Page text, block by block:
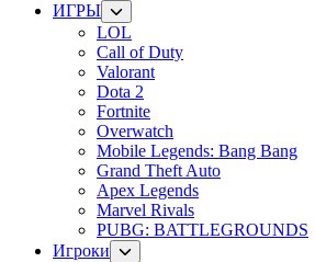
ИГРЫ
LOL
Call of Duty
Valorant
Dota 2
Fortnite
Overwatch
Mobile Legends: Bang Bang
Grand Theft Auto
Apex Legends
Marvel Rivals
PUBG: BATTLEGROUNDS
Игроки